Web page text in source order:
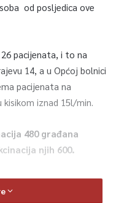
od posljedica ove
pacijenata, i to na
14, a u Općoj bolnici
pacijenata na
iznad 15l/min.
480 građana
njih 600.
ustanove zahvaljuju
sa poštivanjem svih